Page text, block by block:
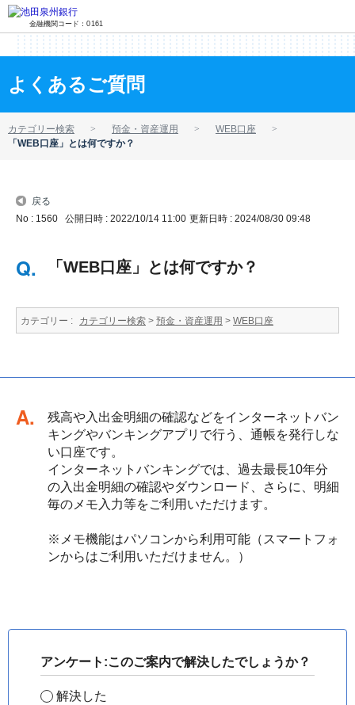
金融機関コード：0161
よくあるご質問
カテゴリー検索 預金・資産運用
WEB口座
「WEB口座」とは何ですか？
戻る
No : 1560 公開日時 : 2022/10/14 11:00 更新日時 : 2024/08/30 09:48
「WEB口座」とは何ですか？
カテゴリー : カテゴリー検索 > 預金・資産運用 > WEB口座
回答
残高や入出金明細の確認などをインターネットバン
キングやバンキングアプリで行う、通帳を発行しな
い口座です。
インターネットバンキングでは、過去最長10年分
の入出金明細の確認やダウンロード、さらに、明細
毎のメモ入力等をご利用いただけます。
※メモ機能はパソコンから利用可能（スマートフォ
ンからはご利用いただけません。）
アンケート:このご案内で解決したでしょうか？
解決した